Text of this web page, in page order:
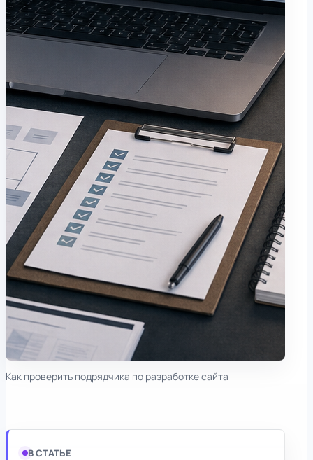
Как проверить подрядчика по разработке сайта
В СТАТЬЕ